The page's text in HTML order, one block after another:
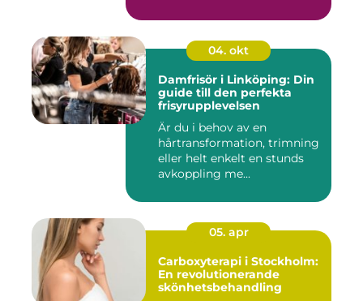
04. okt
Damfrisör i Linköping: Din
guide till den perfekta
frisyrupplevelsen
Är du i behov av en
hårtransformation, trimning
eller helt enkelt en stunds
avkoppling me...
05. apr
Carboxyterapi i Stockholm:
En revolutionerande
skönhetsbehandling